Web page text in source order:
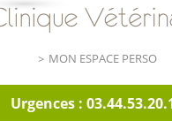
MON ESPACE PERSO
Urgences :
INFOS UTILES
ACTUALITÉS
GALERIES